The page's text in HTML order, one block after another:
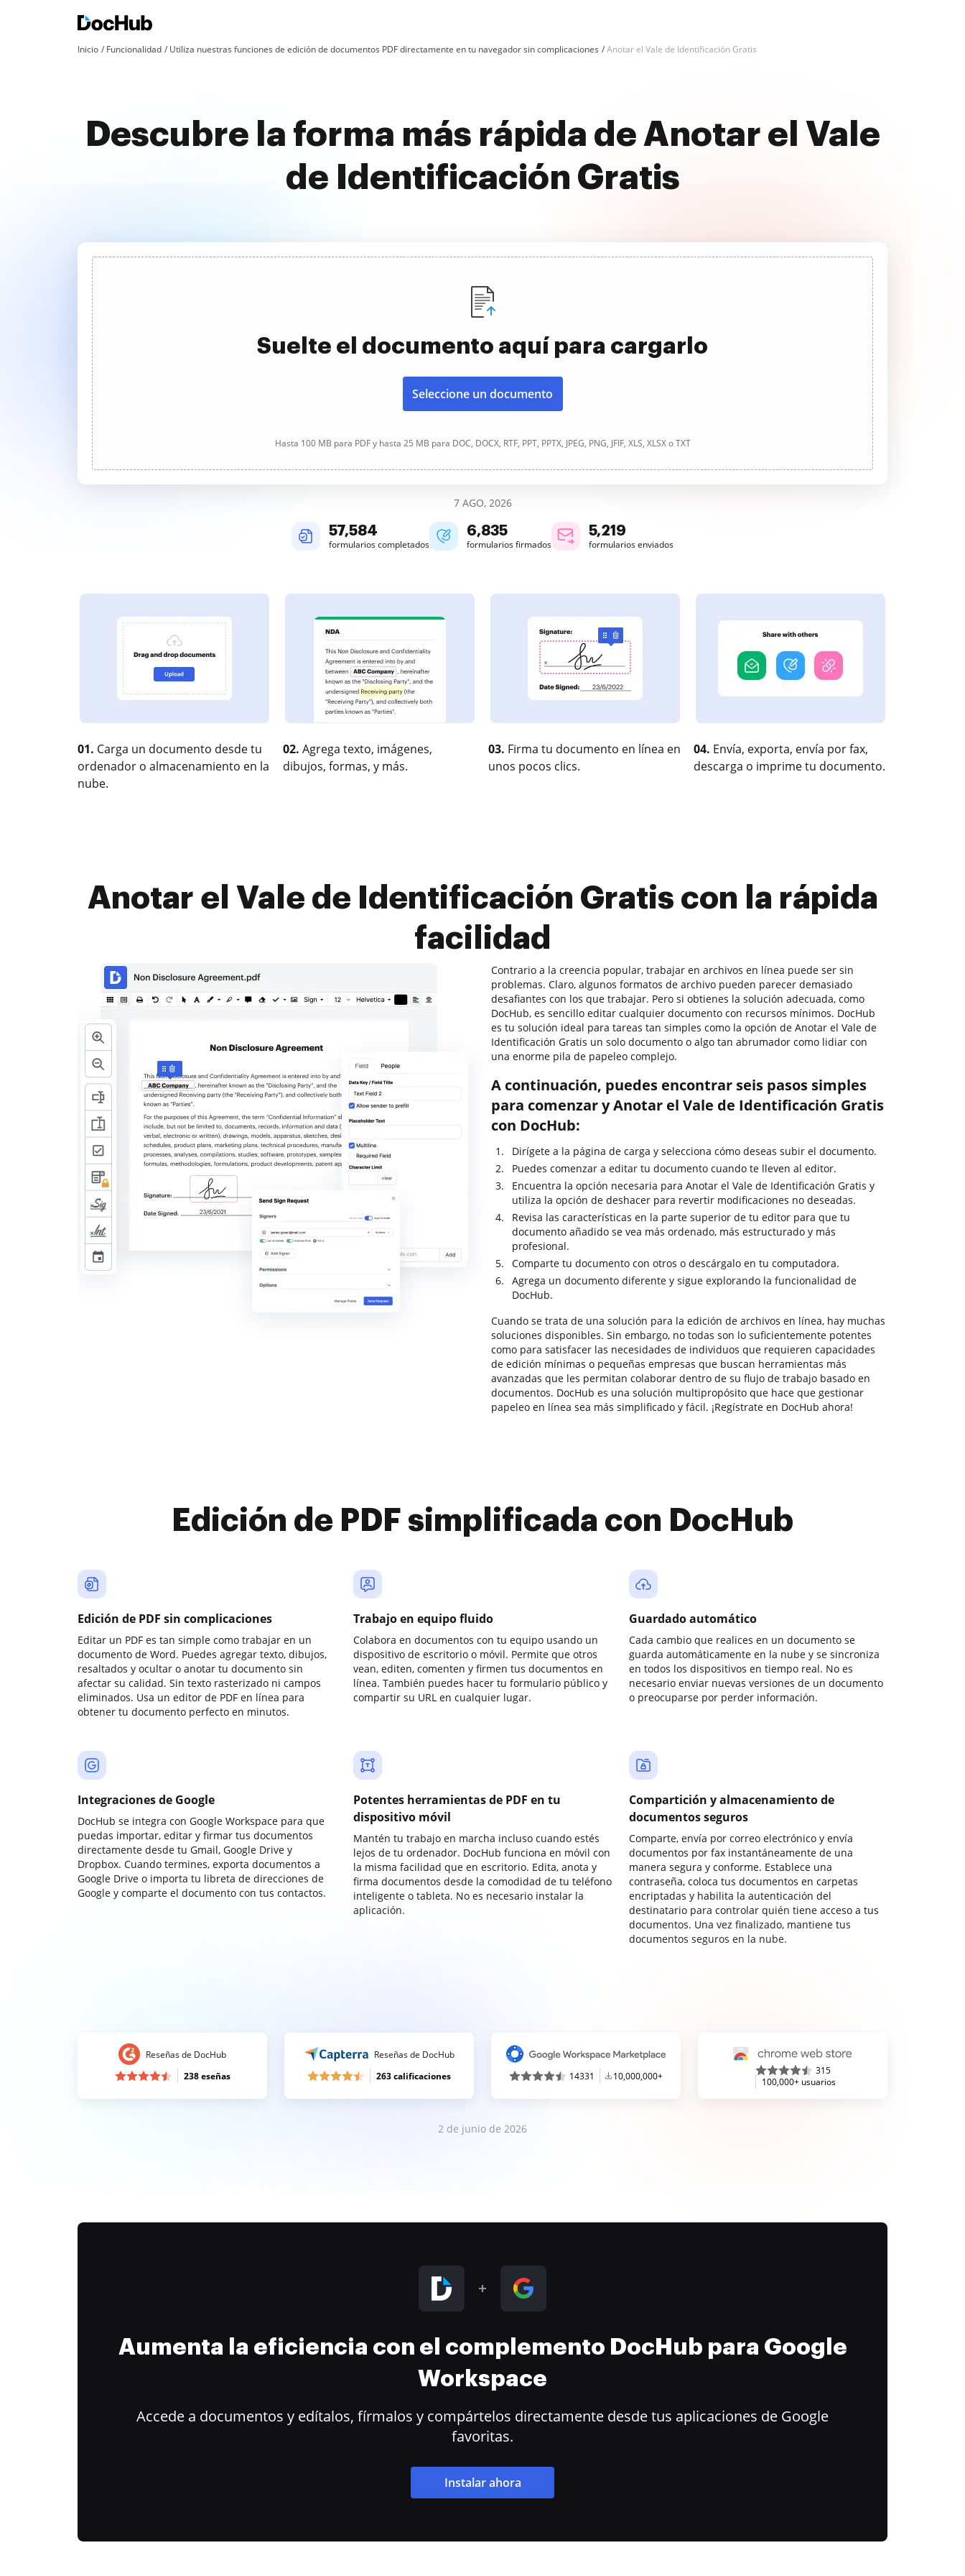
Inicio Funcionalidad Utiliza nuestras funciones de edición de documentos PDF directamente en tu navegador sin complicaciones Anotar el Vale de Identificación Gratis
Descubre la forma más rápida de Anotar el Vale
de Identificación Gratis
Suelte el documento aquí para cargarlo
Seleccione un documento
Hasta 100 MB para PDF y hasta 25 MB para DOC, DOCX, RTF, PPT, PPTX, JPEG, PNG, JFIF, XLS, XLSX o TXT
7 AGO, 2026
57,585
formularios completados
6,835
formularios firmados
5,219
formularios enviados
01. Carga un documento desde tu
ordenador o almacenamiento en la
nube.
02. Agrega texto, imágenes,
dibujos, formas, y más.
03. Firma tu documento en línea en
unos pocos clics.
04. Envía, exporta, envía por fax,
descarga o imprime tu documento.
Anotar el Vale de Identificación Gratis con la rápida
facilidad
Contrario a la creencia popular, trabajar en archivos en línea puede ser sin
problemas. Claro, algunos formatos de archivo pueden parecer demasiado
desafiantes con los que trabajar. Pero si obtienes la solución adecuada, como
DocHub, es sencillo editar cualquier documento con recursos mínimos. DocHub
es tu solución ideal para tareas tan simples como la opción de Anotar el Vale de
Identificación Gratis un solo documento o algo tan abrumador como lidiar con
una enorme pila de papeleo complejo.
A continuación, puedes encontrar seis pasos simples
para comenzar y Anotar el Vale de Identificación Gratis
con DocHub:
Dirígete a la página de carga y selecciona cómo deseas subir el documento.
Puedes comenzar a editar tu documento cuando te lleven al editor.
Encuentra la opción necesaria para Anotar el Vale de Identificación Gratis y
utiliza la opción de deshacer para revertir modificaciones no deseadas.
Revisa las características en la parte superior de tu editor para que tu
documento añadido se vea más ordenado, más estructurado y más
profesional.
Comparte tu documento con otros o descárgalo en tu computadora.
Agrega un documento diferente y sigue explorando la funcionalidad de
DocHub.
Cuando se trata de una solución para la edición de archivos en línea, hay muchas
soluciones disponibles. Sin embargo, no todas son lo suficientemente potentes
como para satisfacer las necesidades de individuos que requieren capacidades
de edición mínimas o pequeñas empresas que buscan herramientas más
avanzadas que les permitan colaborar dentro de su flujo de trabajo basado en
documentos. DocHub es una solución multipropósito que hace que gestionar
papeleo en línea sea más simplificado y fácil. ¡Regístrate en DocHub ahora!
Edición de PDF simplificada con DocHub
Edición de PDF sin complicaciones
Editar un PDF es tan simple como trabajar en un
documento de Word. Puedes agregar texto, dibujos,
resaltados y ocultar o anotar tu documento sin
afectar su calidad. Sin texto rasterizado ni campos
eliminados. Usa un editor de PDF en línea para
obtener tu documento perfecto en minutos.
Trabajo en equipo fluido
Colabora en documentos con tu equipo usando un
dispositivo de escritorio o móvil. Permite que otros
vean, editen, comenten y firmen tus documentos en
línea. También puedes hacer tu formulario público y
compartir su URL en cualquier lugar.
Guardado automático
Cada cambio que realices en un documento se
guarda automáticamente en la nube y se sincroniza
en todos los dispositivos en tiempo real. No es
necesario enviar nuevas versiones de un documento
o preocuparse por perder información.
Integraciones de Google
DocHub se integra con Google Workspace para que
puedas importar, editar y firmar tus documentos
directamente desde tu Gmail, Google Drive y
Dropbox. Cuando termines, exporta documentos a
Google Drive o importa tu libreta de direcciones de
Google y comparte el documento con tus contactos.
Potentes herramientas de PDF en tu
dispositivo móvil
Mantén tu trabajo en marcha incluso cuando estés
lejos de tu ordenador. DocHub funciona en móvil con
la misma facilidad que en escritorio. Edita, anota y
firma documentos desde la comodidad de tu teléfono
inteligente o tableta. No es necesario instalar la
aplicación.
Compartición y almacenamiento de
documentos seguros
Comparte, envía por correo electrónico y envía
documentos por fax instantáneamente de una
manera segura y conforme. Establece una
contraseña, coloca tus documentos en carpetas
encriptadas y habilita la autenticación del
destinatario para controlar quién tiene acceso a tus
documentos. Una vez finalizado, mantiene tus
documentos seguros en la nube.
Reseñas de DocHub
238 eseñas
Reseñas de DocHub
263 calificaciones
14331 10,000,000+
315
100,000+ usuarios
2 de junio de 2026
Aumenta la eficiencia con el complemento DocHub para Google
Workspace
Accede a documentos y edítalos, fírmalos y compártelos directamente desde tus aplicaciones de Google
favoritas.
Instalar ahora